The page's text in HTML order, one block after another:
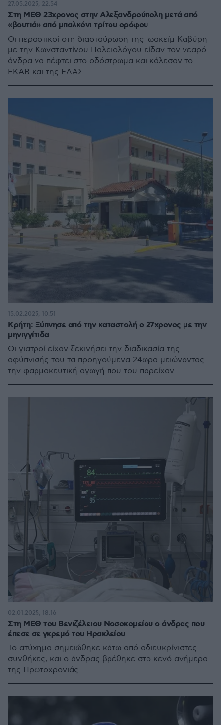
Στη ΜΕΘ 23χρονος στην Αλεξανδρούπολη μετά από
«βουτιά» από μπαλκόνι τρίτου ορόφου
Οι περαστικοί στη διασταύρωση της Ιωακείμ Καβύρη
με την Κωνσταντίνου Παλαιολόγου είδαν τον νεαρό
άνδρα να πέφτει στο οδόστρωμα και κάλεσαν το
ΕΚΑΒ και της ΕΛΑΣ
27.05.2025, 22:54
Κρήτη: Ξύπνησε από την καταστολή ο 27χρονος με την
μηνιγγίτιδα
Oι γιατροί είχαν ξεκινήσει την διαδικασία της
αφύπνισής του τα προηγούμενα 24ωρα μειώνοντας
την φαρμακευτική αγωγή που του παρείχαν
15.02.2025, 10:51
Στη ΜΕΘ του Βενιζέλειου Νοσοκομείου ο άνδρας που
έπεσε σε γκρεμό του Ηρακλείου
Το ατύχημα σημειώθηκε κάτω από αδιευκρίνιστες
συνθήκες, και ο άνδρας βρέθηκε στο κενό ανήμερα
της Πρωτοχρονιάς
02.01.2025, 18:16